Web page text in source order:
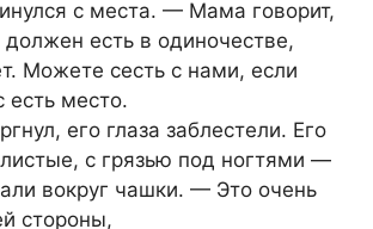
с места. — Мама говорит,
должен есть в одиночестве,
Можете сесть с нами, если
есть место.
его глаза заблестели. Его
с грязью под ногтями —
вокруг чашки. — Это очень
стороны,